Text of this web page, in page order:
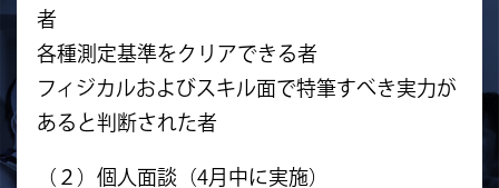
者
各種測定基準をクリアできる者
フィジカルおよびスキル面で特筆すべき実力が
あると判断された者
（２）個人面談（4月中に実施）